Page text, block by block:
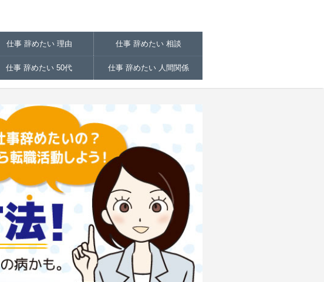
仕事 辞めたい 理由 仕事 辞めたい 相談
仕事 辞めたい 50代 仕事 辞めたい 人間関係